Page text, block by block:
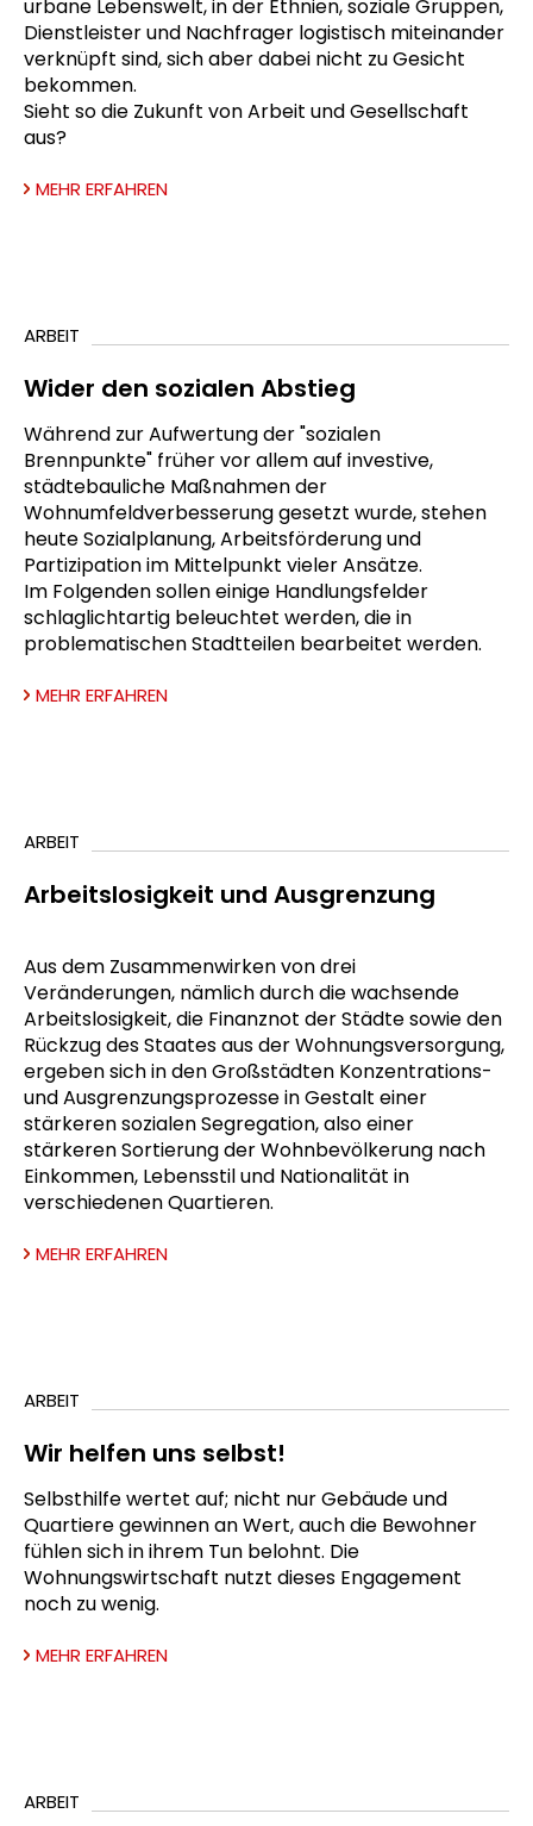
urbane Lebenswelt, in der Ethnien, soziale Gruppen,
Dienstleister und Nachfrager logistisch miteinander
verknüpft sind, sich aber dabei nicht zu Gesicht
bekommen.
Sieht so die Zukunft von Arbeit und Gesellschaft
aus?
MEHR ERFAHREN
ARBEIT
Wider den sozialen Abstieg
Während zur Aufwertung der "sozialen
Brennpunkte" früher vor allem auf investive,
städtebauliche Maßnahmen der
Wohnumfeldverbesserung gesetzt wurde, stehen
heute Sozialplanung, Arbeitsförderung und
Partizipation im Mittelpunkt vieler Ansätze.
Im Folgenden sollen einige Handlungsfelder
schlaglichtartig beleuchtet werden, die in
problematischen Stadtteilen bearbeitet werden.
MEHR ERFAHREN
ARBEIT
Arbeitslosigkeit und Ausgrenzung
Aus dem Zusammenwirken von drei
Veränderungen, nämlich durch die wachsende
Arbeitslosigkeit, die Finanznot der Städte sowie den
Rückzug des Staates aus der Wohnungsversorgung,
ergeben sich in den Großstädten Konzentrations-
und Ausgrenzungsprozesse in Gestalt einer
stärkeren sozialen Segregation, also einer
stärkeren Sortierung der Wohnbevölkerung nach
Einkommen, Lebensstil und Nationalität in
verschiedenen Quartieren.
MEHR ERFAHREN
ARBEIT
Wir helfen uns selbst!
Selbsthilfe wertet auf; nicht nur Gebäude und
Quartiere gewinnen an Wert, auch die Bewohner
fühlen sich in ihrem Tun belohnt. Die
Wohnungswirtschaft nutzt dieses Engagement
noch zu wenig.
MEHR ERFAHREN
ARBEIT